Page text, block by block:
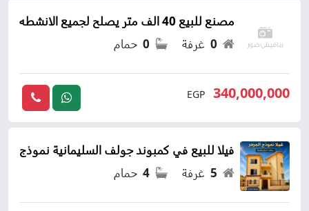
مصنع للبيع 40 الف متر يصلح لجميع الانشطه الصناعية
0 غرفة 0 حمام
340,000,000
EGP
فيلا للبيع في كمبوند جولف السليمانية نموذج
5 غرفة 4 حمام